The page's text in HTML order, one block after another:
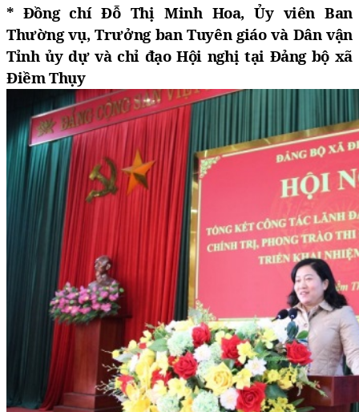
* Đồng chí Đỗ Thị Minh Hoa, Ủy viên Ban
Thường vụ, Trưởng ban Tuyên giáo và Dân vận
Tỉnh ủy dự và chỉ đạo Hội nghị tại Đảng bộ xã
Điềm Thụy